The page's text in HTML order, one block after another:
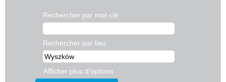
Rechercher par mot-clé
Rechercher par lieu
Afficher plus d’options